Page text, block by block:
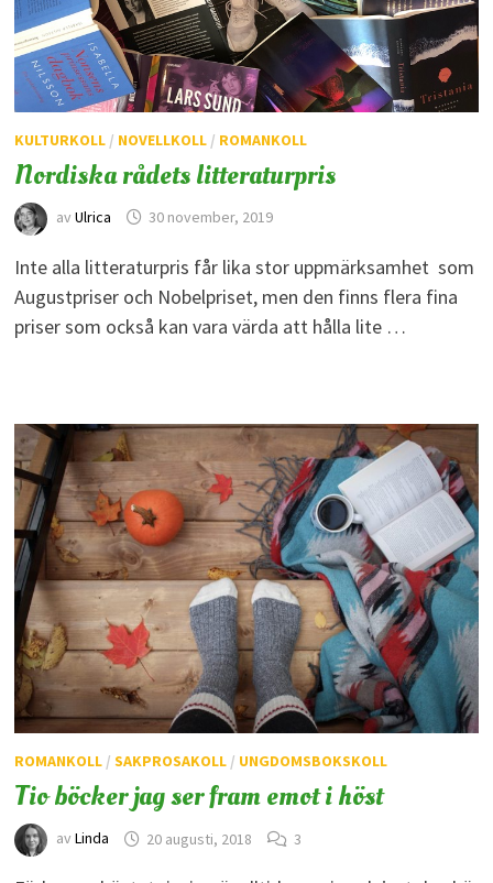
KULTURKOLL/ NOVELLKOLL/ ROMANKOLL
Nordiska rådets litteraturpris
av Ulrica 30 november, 2019
Inte alla litteraturpris får lika stor uppmärksamhet som
Augustpriser och Nobelpriset, men den finns flera fina
priser som också kan vara värda att hålla lite …
ROMANKOLL/ SAKPROSAKOLL/ UNGDOMSBOKSKOLL
Tio böcker jag ser fram emot i höst
av Linda 20 augusti, 2018 3